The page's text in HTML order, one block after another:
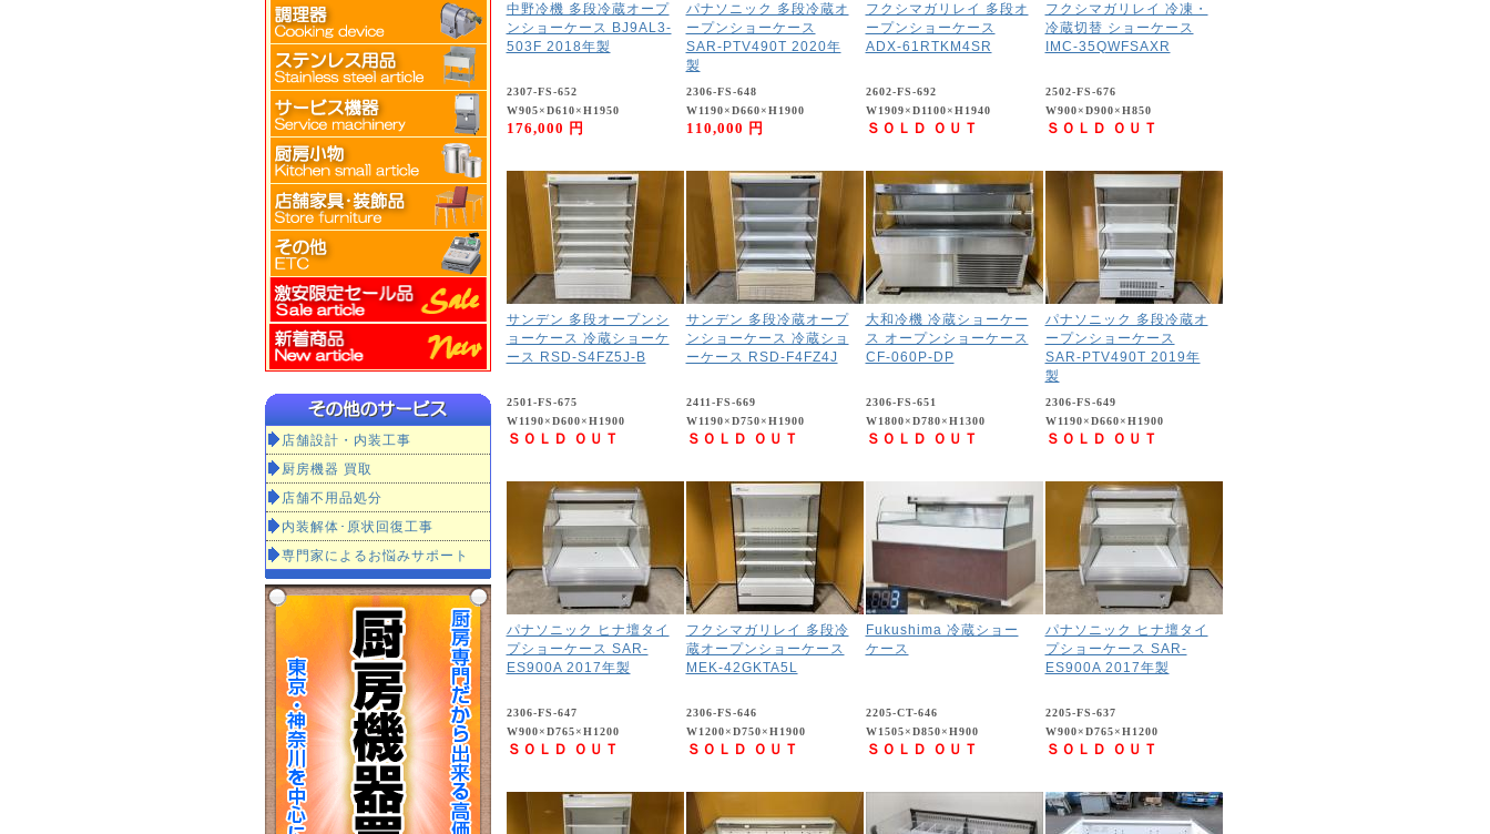
店舗設計・内装工事
厨房機器 買取
店舗不用品処分
内装解体･原状回復工事
専門家によるお悩みサポート
中野冷機 多段冷蔵オープ
ンショーケース BJ9AL3-
503F 2018年製
2307-FS-652
W905×D610×H1950
176,000 円
パナソニック 多段冷蔵オ
ープンショーケース
SAR-PTV490T 2020年
製
2306-FS-648
W1190×D660×H1900
110,000 円
フクシマガリレイ 多段オ
ープンショーケース
ADX-61RTKM4SR
2602-FS-692
W1909×D1100×H1940
ＳＯＬＤ ＯＵＴ
フクシマガリレイ 冷凍・
冷蔵切替 ショーケース
IMC-35QWFSAXR
2502-FS-676
W900×D900×H850
ＳＯＬＤ ＯＵＴ
サンデン 多段オープンシ
ョーケース 冷蔵ショーケ
ース RSD-S4FZ5J-B
2501-FS-675
W1190×D600×H1900
ＳＯＬＤ ＯＵＴ
サンデン 多段冷蔵オープ
ンショーケース 冷蔵ショ
ーケース RSD-F4FZ4J
2411-FS-669
W1190×D750×H1900
ＳＯＬＤ ＯＵＴ
大和冷機 冷蔵ショーケー
ス オープンショーケース
CF-060P-DP
2306-FS-651
W1800×D780×H1300
ＳＯＬＤ ＯＵＴ
パナソニック 多段冷蔵オ
ープンショーケース
SAR-PTV490T 2019年
製
2306-FS-649
W1190×D660×H1900
ＳＯＬＤ ＯＵＴ
パナソニック ヒナ壇タイ
プショーケース SAR-
ES900A 2017年製
2306-FS-647
W900×D765×H1200
ＳＯＬＤ ＯＵＴ
フクシマガリレイ 多段冷
蔵オープンショーケース
MEK-42GKTA5L
2306-FS-646
W1200×D750×H1900
ＳＯＬＤ ＯＵＴ
Fukushima 冷蔵ショー
ケース
2205-CT-646
W1505×D850×H900
ＳＯＬＤ ＯＵＴ
パナソニック ヒナ壇タイ
プショーケース SAR-
ES900A 2017年製
2205-FS-637
W900×D765×H1200
ＳＯＬＤ ＯＵＴ